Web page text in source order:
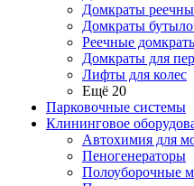
Домкраты
Домкраты
Реечные
Домкраты для
Лифты для колес
Ещё 20
Парковочные системы
Клининговое
Автохимия для
Пеногенераторы
Полоуборочные